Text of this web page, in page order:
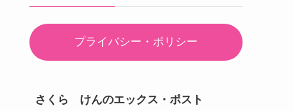
プライバシー・ポリシー
さくら けんのエックス・ポスト